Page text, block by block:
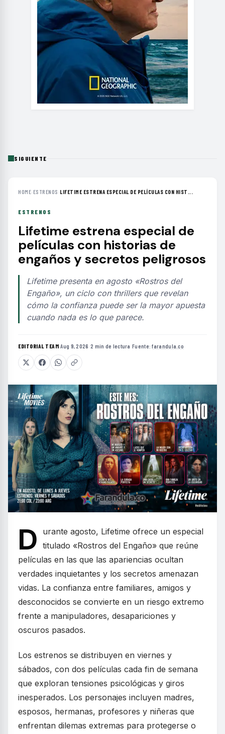
SIGUIENTE
HOME›ESTRENOS ›LIFETIME ESTRENA ESPECIAL DE PELÍCULAS CON HIST...
ESTRENOS
Lifetime estrena especial de
películas con historias de
engaños y secretos peligrosos
Lifetime presenta en agosto «Rostros del
Engaño», un ciclo con thrillers que revelan
cómo la confianza puede ser la mayor apuesta
cuando nada es lo que parece.
EDITORIAL TEAM·Aug 9, 2026 ·2 min de lectura ·Fuente:farandula.co
D
urante agosto, Lifetime ofrece un especial
titulado «Rostros del Engaño» que reúne
películas en las que las apariencias ocultan
verdades inquietantes y los secretos amenazan
vidas. La confianza entre familiares, amigos y
desconocidos se convierte en un riesgo extremo
frente a manipuladores, desapariciones y
oscuros pasados.
Los estrenos se distribuyen en viernes y
sábados, con dos películas cada fin de semana
que exploran tensiones psicológicas y giros
inesperados. Los personajes incluyen madres,
esposos, hermanas, profesores y niñeras que
enfrentan dilemas extremas para protegerse o